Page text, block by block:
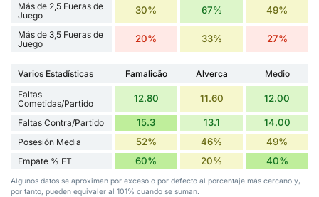
Más de 2,5 Fueras de
Juego
30% 67% 49%
Más de 3,5 Fueras de
Juego
20% 33% 27%
Varios Estadísticas Famalicão Alverca
Medio
Faltas
Cometidas/Partido
12.80 11.60 12.00
Faltas Contra/Partido 15.3 13.1 14.00
Posesión Media 52% 46% 49%
Empate % FT 60% 20% 40%
Algunos datos se aproximan por exceso o por defecto al porcentaje más cercano y,
por tanto, pueden equivaler al 101% cuando se suman.